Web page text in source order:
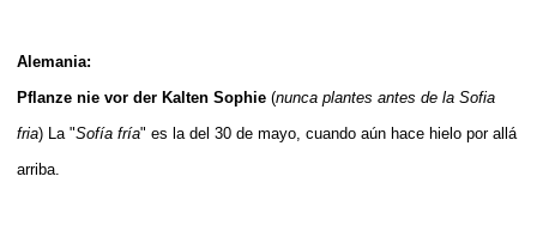
Alemania:
Pflanze nie vor der Kalten Sophie (nunca plantes antes de la Sofia
fria) La "Sofía fría" es la del 30 de mayo, cuando aún hace hielo por allá
arriba.